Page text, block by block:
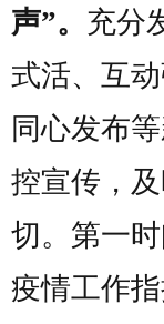
声”。 充分
式活、互
同心发布
控宣传，
切。第一
疫情工作